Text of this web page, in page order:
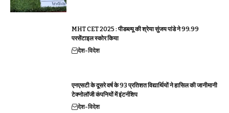
MHT CET 2025 : पीडब्ल्यू की श्रेया सुंजय पांडे ने 99.99
परसेंटाइल स्कोर किया
देश-विदेश
एनएसटी के दूसरे वर्ष के 93 प्रतिशत विद्यार्थियों ने हासिल की जानीमानी
टेक्नोलॉजी कंपनियों में इंटर्नशिप
देश-विदेश